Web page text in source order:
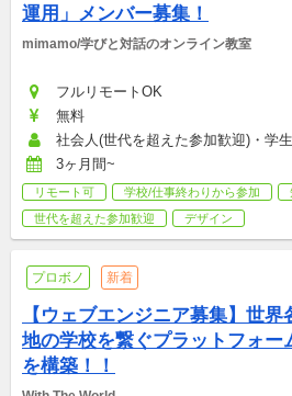
運用」メンバー募集！
mimamo/学びと対話のオンライン教室
フルリモートOK
無料
社会人(世代を超えた参加歓迎)・学
3ヶ月間~
リモート可 学校/仕事終わりから参加
世代を超えた参加歓迎
デザイン
プロボノ 新着
【ウェブエンジニア募集】世界
地の学校を繋ぐプラットフォー
を構築！！